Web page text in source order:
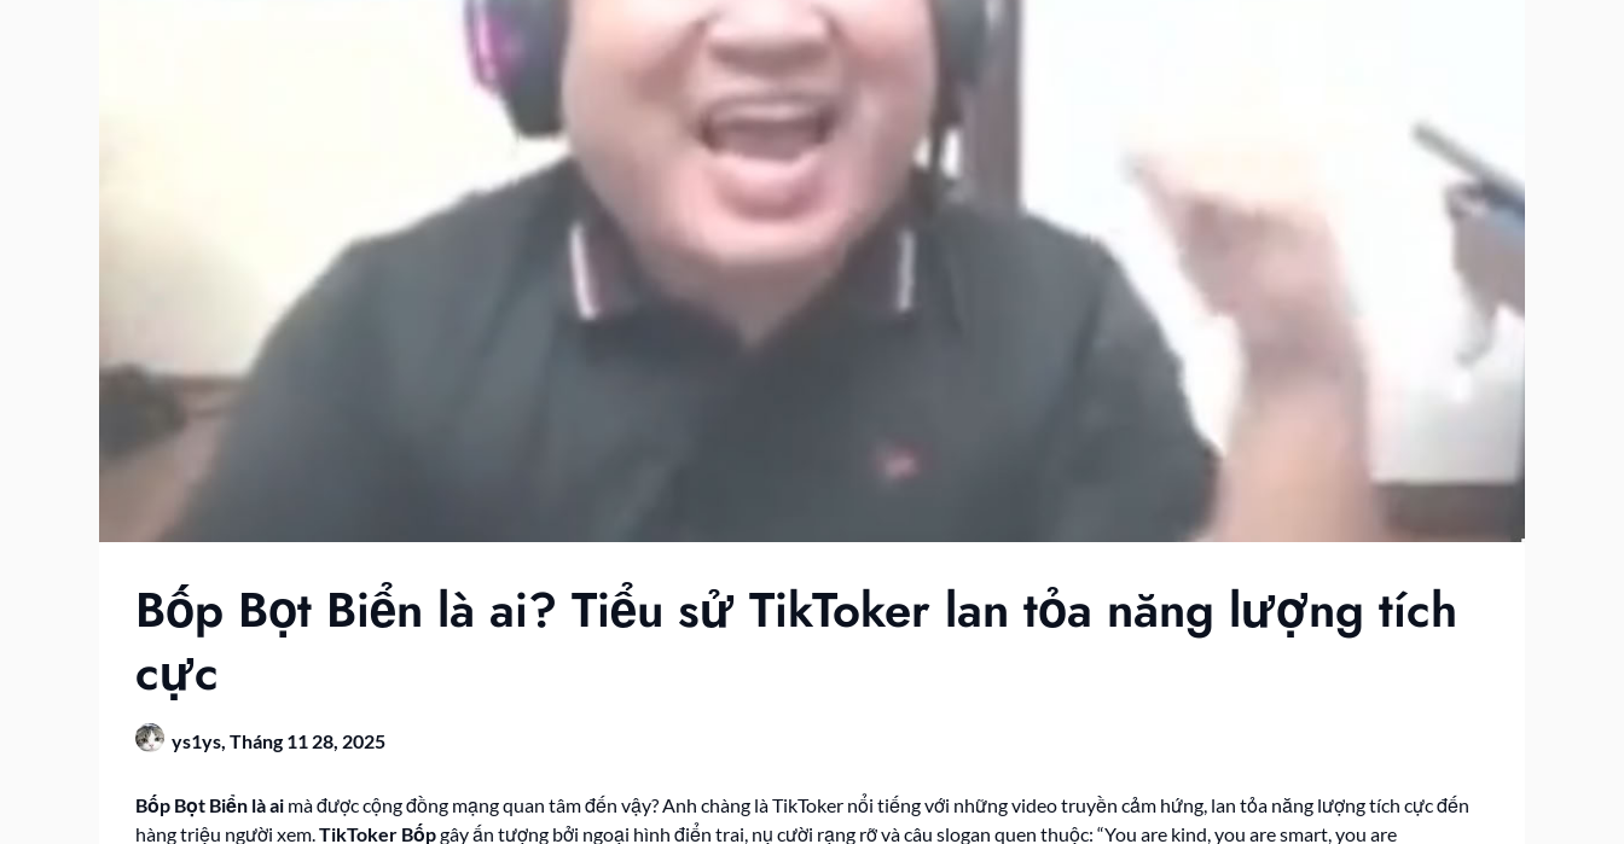
Bốp Bọt Biển là ai? Tiểu sử TikToker lan tỏa năng lượng tích
cực
ys1ys, Tháng 11 28, 2025
Bốp Bọt Biển là ai mà được cộng đồng mạng quan tâm đến vậy? Anh chàng là TikToker nổi tiếng với những video truyền cảm hứng, lan tỏa năng lượng tích cực đến
hàng triệu người xem.TikToker Bốpgây ấn tượng bởi ngoại hình điển trai, nụ cười rạng rỡ và câu slogan quen thuộc: “You are kind, you are smart, you are